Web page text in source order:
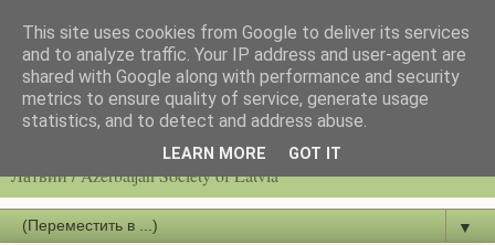
Latvijas azerbaidžāņu biedrību / Общество азербайджанцев
Латвии / Azerbaijan Society of Latvia
▼
This site uses cookies from Google to deliver its services
and to analyze traffic. Your IP address and user-agent are
shared with Google along with performance and security
metrics to ensure quality of service, generate usage
statistics, and to detect and address abuse.
LEARN MORE GOT IT